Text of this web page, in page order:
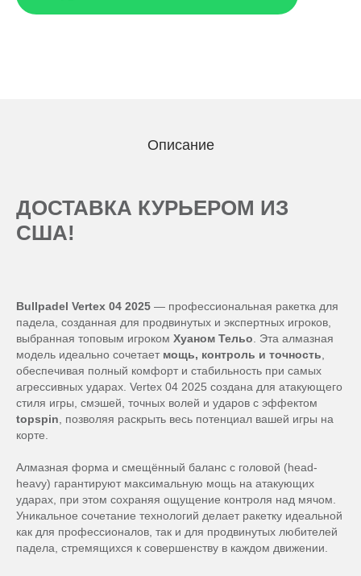
Описание
ДОСТАВКА КУРЬЕРОМ ИЗ
США!
Bullpadel Vertex 04 2025 — профессиональная ракетка для
падела, созданная для продвинутых и экспертных игроков,
выбранная топовым игроком Хуаном Тельо . Эта алмазная
модель идеально сочетает мощь, контроль и точность
обеспечивая полный комфорт и стабильность при самых
агрессивных ударах. Vertex 04 2025 создана для атакующего
стиля игры, смэшей, точных волей и ударов с эффектом
topspin , позволяя раскрыть весь потенциал вашей игры на
корте.
Алмазная форма и смещённый баланс с головой (head-
heavy) гарантируют максимальную мощь на атакующих
ударах, при этом сохраняя ощущение контроля над мячом.
Уникальное сочетание технологий делает ракетку идеальной
как для профессионалов, так и для продвинутых любителей
падела, стремящихся к совершенству в каждом движении.